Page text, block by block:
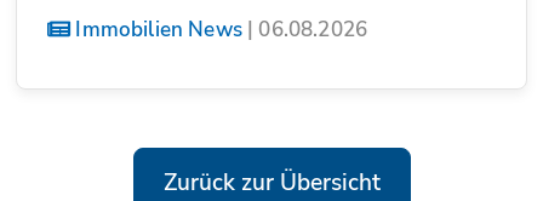
Immobilien News| 06.08.2026
Zurück zur Übersicht